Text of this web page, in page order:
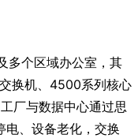
多个区域办公室，其
换机、4500系列核心
厂与数据中心通过思
电、设备老化，交换